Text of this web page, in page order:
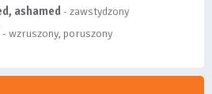
ashamed- zawstydzony
- wzruszony, poruszony